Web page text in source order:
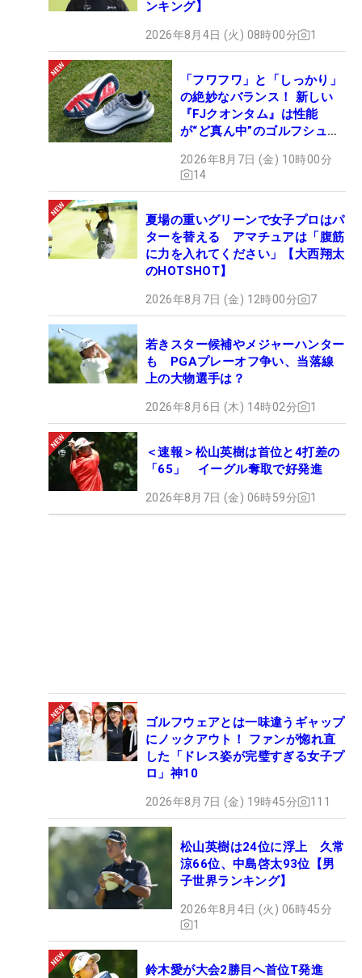
ンキング】
2026年8月4日 (火) 08時00分 1
「フワフワ」と「しっかり」
の絶妙なバランス！ 新しい
『FJクオンタム』は性能
が“ど真ん中”のゴルフシュー
2026年8月7日 (金) 10時00分
14
夏場の重いグリーンで女子プロはパ
ターを替える アマチュアは「腹筋
に力を入れてください」【大西翔太
のHOTSHOT】
2026年8月7日 (金) 12時00分 7
若きスター候補やメジャーハンター
も PGAプレーオフ争い、当落線
上の大物選手は？
2026年8月6日 (木) 14時02分 1
＜速報＞松山英樹は首位と4打差の
「65」 イーグル奪取で好発進
2026年8月7日 (金) 06時59分 1
ゴルフウェアとは一味違うギャップ
にノックアウト！ ファンが惚れ直
した「ドレス姿が完璧すぎる女子プ
ロ」神10
2026年8月7日 (金) 19時45分 111
松山英樹は24位に浮上 久常
涼66位、中島啓太93位【男
子世界ランキング】
2026年8月4日 (火) 06時45分
1
鈴木愛が大会2勝目へ首位T発進